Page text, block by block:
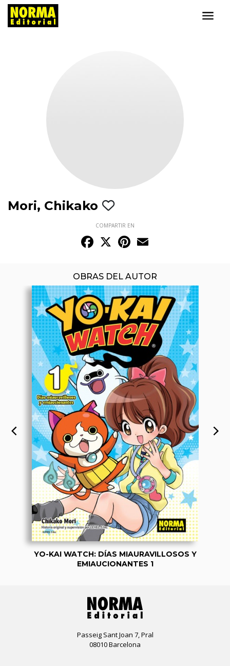
Mori, Chikako
COMPARTIR EN
Facebook
X Pinterest
OBRAS DEL AUTOR
YO-KAI WATCH: DÍAS MIAURAVILLOSOS Y
EMIAUCIONANTES 1
Passeig Sant Joan 7, Pral
08010 Barcelona